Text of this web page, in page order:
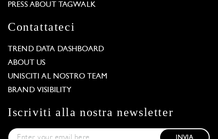
PRESS ABOUT TAGWALK
Contattateci
TREND DATA DASHBOARD
ABOUT US
UNISCITI AL NOSTRO TEAM
BRAND VISIBILITY
Iscriviti alla nostra newsletter